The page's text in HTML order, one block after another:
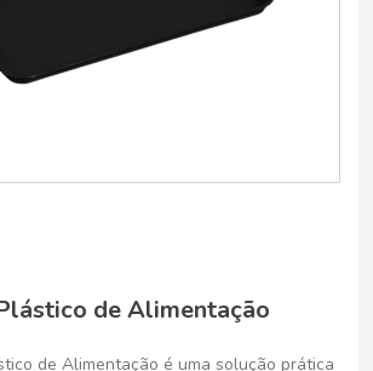
de Alimentação
de Alimentação é uma solução prática
- Belo Horizonte